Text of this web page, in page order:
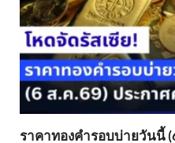
ราคาทองคำรอบบ่ายวันนี้